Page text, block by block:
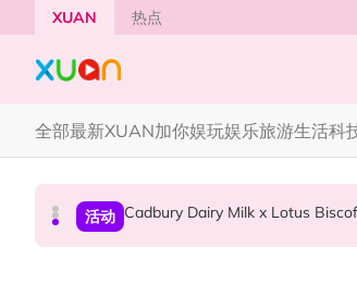
Skip to main content
XUAN 热点
全部最新XUAN加你娱玩娱乐旅游生活科
国际星闻 Tom Holland “Spiderman” 替
活动 Cadbury Dairy Milk x Lotus
本地星闻 Henn国贤 “Aunty Henn 脱口